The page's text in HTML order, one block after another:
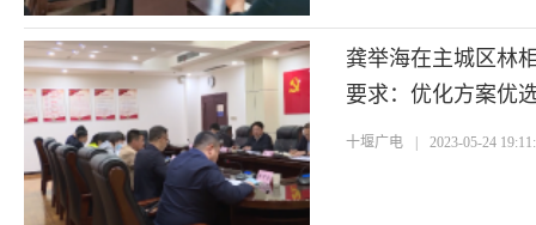
龚举海在主城区林
要求：优化方案优
十堰广电 2023-05-24